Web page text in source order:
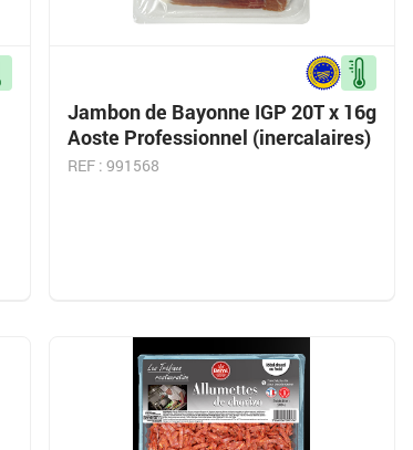
Jambon de Bayonne IGP 20T x 16g
Aoste Professionnel (inercalaires)
REF : 991568